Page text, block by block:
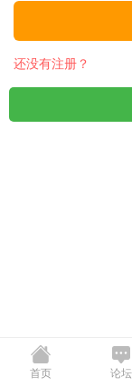
还没有注册？
首页 论坛